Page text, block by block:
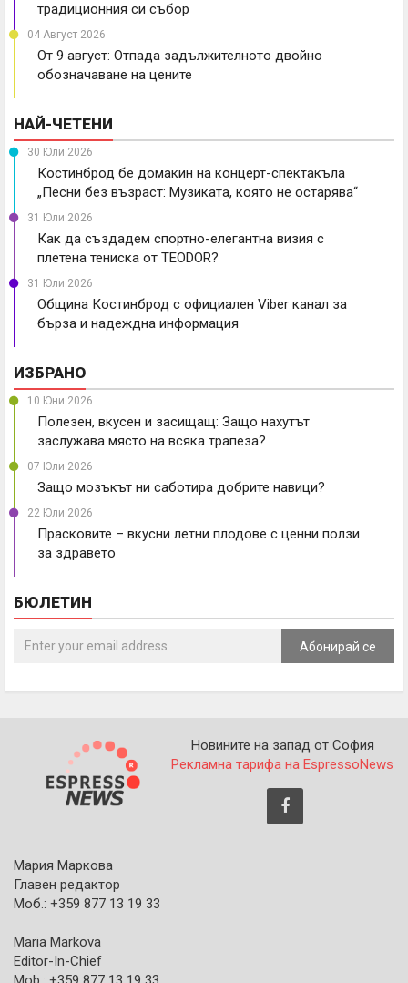
традиционния си събор
04 Август 2026
От 9 август: Отпада задължителното двойно
обозначаване на цените
НАЙ-ЧЕТЕНИ
30 Юли 2026
Костинброд бе домакин на концерт-спектакъла
„Песни без възраст: Музиката, която не остарява“
31 Юли 2026
Как да създадем спортно-елегантна визия с
плетена тениска от TEODOR?
31 Юли 2026
Община Костинброд с официален Viber канал за
бърза и надеждна информация
ИЗБРАНО
10 Юни 2026
Полезен, вкусен и засищащ: Защо нахутът
заслужава място на всяка трапеза?
07 Юли 2026
Защо мозъкът ни саботира добрите навици?
22 Юли 2026
Прасковите – вкусни летни плодове с ценни ползи
за здравето
БЮЛЕТИН
Абонирай се
Новините на запад от София
Рекламна тарифа на EspressoNews
Мария Маркова
Главен редактор
Моб.: +359 877 13 19 33
Maria Markova
Editor-In-Chief